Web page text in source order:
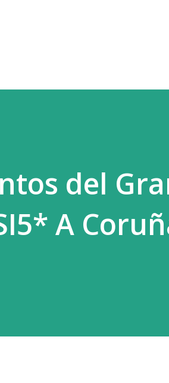
del
A